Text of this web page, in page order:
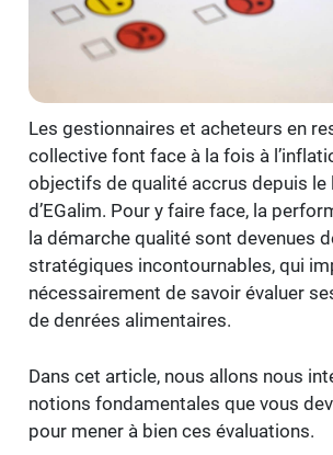
Les gestionnaires et acheteurs en
collective font face à la fois à
objectifs de qualité accrus depuis le
d’EGalim. Pour y faire face, la
la démarche qualité sont devenues
stratégiques incontournables, qui
nécessairement de savoir évaluer
de denrées alimentaires.
Dans cet article, nous allons nous
notions fondamentales que vous
pour mener à bien ces évaluations.